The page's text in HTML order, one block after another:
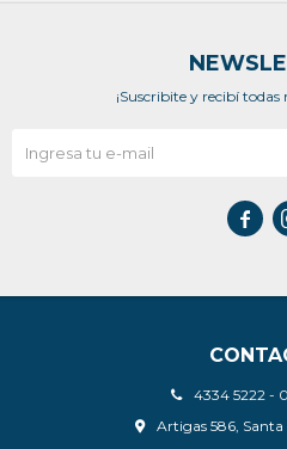
4334 5222 -
Artigas 586, Santa
¡Suscribite y recibí todas
